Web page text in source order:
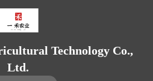
Technology Co.,
Ltd.